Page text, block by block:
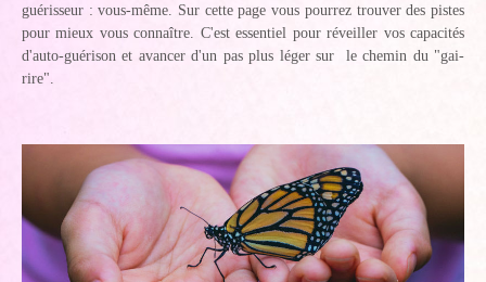
guérisseur : vous-même. Sur cette page vous pourrez trouver des pistes
pour mieux vous connaître. C'est essentiel pour réveiller vos capacités
d'auto-guérison et avancer d'un pas plus léger sur le chemin du "gai-
rire".